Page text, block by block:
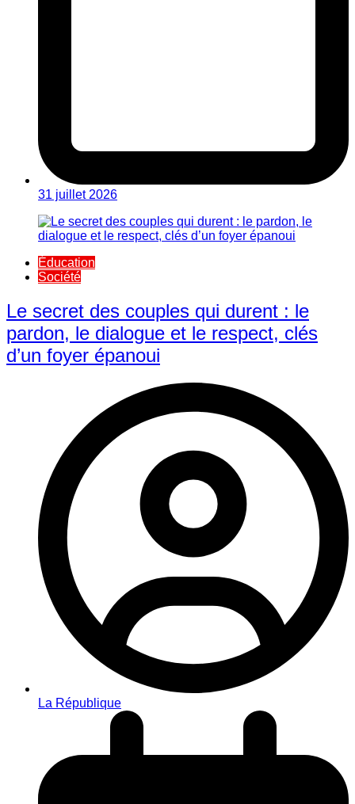
31 juillet 2026
Éducation
Société
Le secret des couples qui durent : le
pardon, le dialogue et le respect, clés
d’un foyer épanoui
La République